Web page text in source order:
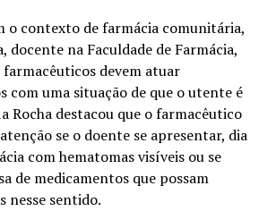
o contexto de farmácia comunitária,
docente na Faculdade de Farmácia,
devem atuar
com uma situação de que o utente é
Rocha destacou que o farmacêutico
se o doente se apresentar, dia
com hematomas visíveis ou se
de medicamentos que possam
nesse sentido.